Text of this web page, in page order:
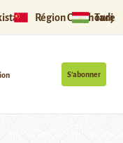
Région Ouïghoure
S’abonner